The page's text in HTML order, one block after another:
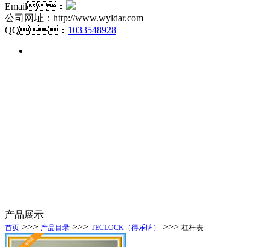
Email：
公司网址：http://www.wyldar.com
QQ： 1033548928
产品展示
首页 >>> 产品目录 >>> TECLOCK（得乐牌） >>> 杠杆表